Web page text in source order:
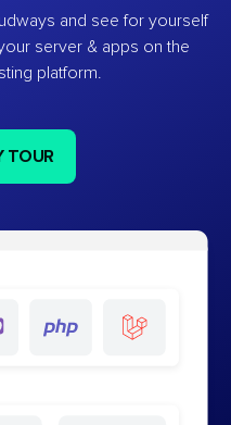
and see for yourself
server & apps on the
platform.
TOUR